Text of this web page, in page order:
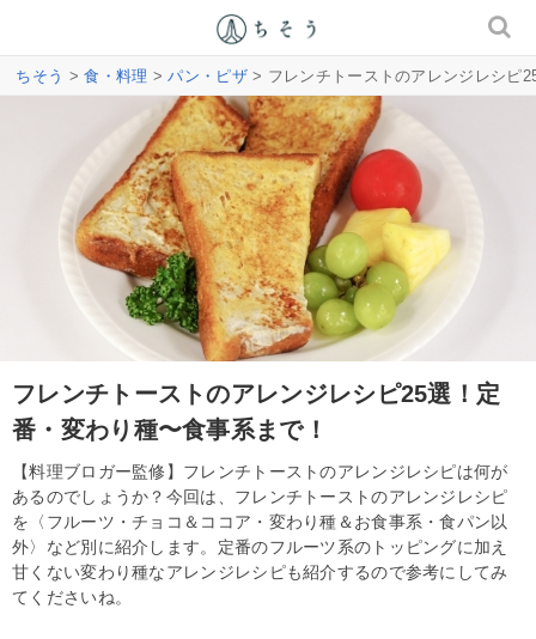
ちそう >食・料理 >パン・ピザ> フレンチトーストのアレンジレシピ
フレンチトーストのアレンジレシピ25選！定
番・変わり種〜食事系まで！
【料理ブロガー監修】フレンチトーストのアレンジレシピは何が
あるのでしょうか？今回は、フレンチトーストのアレンジレシピ
を〈フルーツ・チョコ＆ココア・変わり種＆お食事系・食パン以
外〉など別に紹介します。定番のフルーツ系のトッピングに加え
甘くない変わり種なアレンジレシピも紹介するので参考にしてみ
てくださいね。